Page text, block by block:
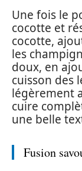
Une fois le
cocotte et
cocotte,
les
doux, en
cuisson des
légèrement
cuire
une belle
Fusion